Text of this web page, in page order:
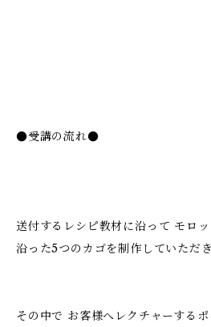
●受講の流れ●
送付するレシピ教材に沿って モロ
沿った5つのカゴを制作していただき
その中で お客様へレクチャーする